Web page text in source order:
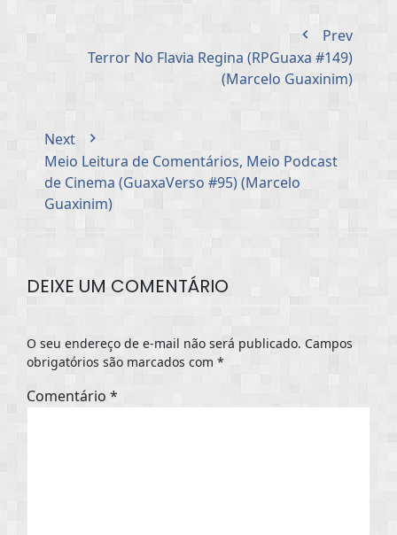
Prev
Terror No Flavia Regina (RPGuaxa #149)
(Marcelo Guaxinim)
Next
Meio Leitura de Comentários, Meio Podcast
de Cinema (GuaxaVerso #95) (Marcelo
Guaxinim)
DEIXE UM COMENTÁRIO
O seu endereço de e-mail não será publicado. Campos
obrigatórios são marcados com *
Comentário *